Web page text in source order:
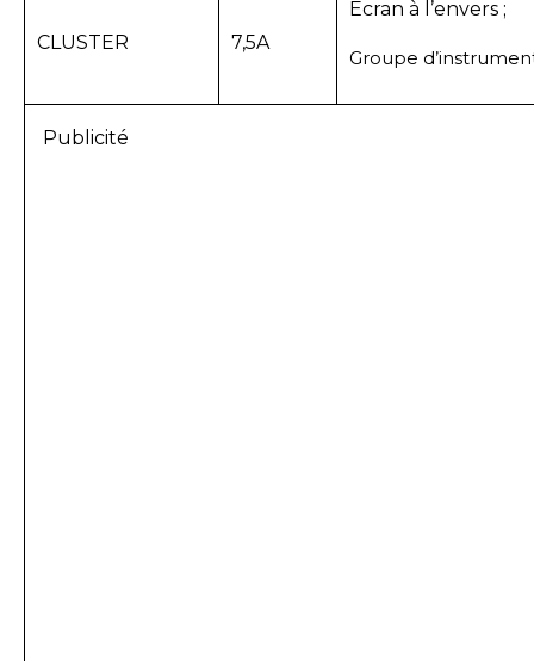
CLUSTER 7,5A
Écran à l’envers ;
Groupe
Publicité